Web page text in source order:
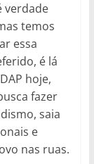
verdade
temos
essa
é lá
hoje,
fazer
saia
e
nas ruas.